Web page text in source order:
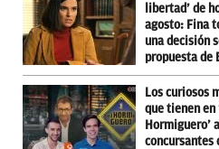
libertad’ de
agosto: Fina
una decisión
propuesta de
Los curiosos
que tienen en
Hormiguero’
concursantes